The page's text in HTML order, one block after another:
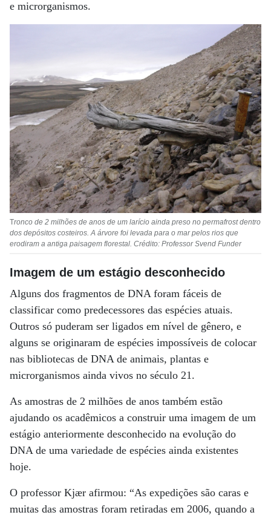
e microrganismos.
Tronco de 2 milhões de anos de um larício ainda preso no permafrost dentro
dos depósitos costeiros. A árvore foi levada para o mar pelos rios que
erodiram a antiga paisagem florestal. Crédito: Professor Svend Funder
Imagem de um estágio desconhecido
Alguns dos fragmentos de DNA foram fáceis de
classificar como predecessores das espécies atuais.
Outros só puderam ser ligados em nível de gênero, e
alguns se originaram de espécies impossíveis de colocar
nas bibliotecas de DNA de animais, plantas e
microrganismos ainda vivos no século 21.
As amostras de 2 milhões de anos também estão
ajudando os acadêmicos a construir uma imagem de um
estágio anteriormente desconhecido na evolução do
DNA de uma variedade de espécies ainda existentes
hoje.
O professor Kjær afirmou: “As expedições são caras e
muitas das amostras foram retiradas em 2006, quando a